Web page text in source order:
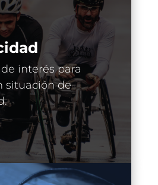
interés para
situación de